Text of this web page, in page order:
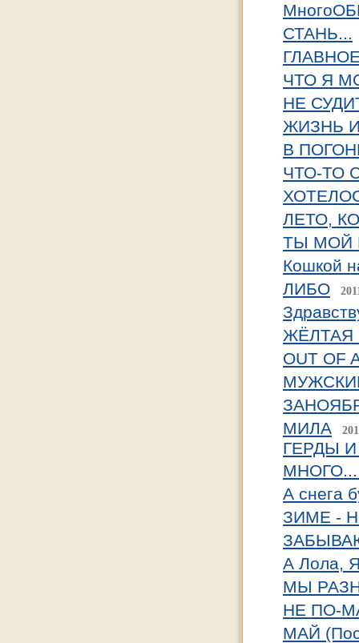
СТАНЬ...
ЧТО Я
НЕ
ЖИЗНЬ
В
ЧТО-ТО
ЛЕТО,
ТЫ МОЙ
Кошкой
ЛИБО
ЖЁЛТАЯ
OUT OF
МИЛА
ГЕРДЫ И
МНОГО...
А снега
ЗИМЕ -
А Лола,
МЫ
НЕ ПО-
МАЙ